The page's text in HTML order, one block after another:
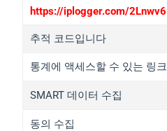
https://iplogger.com/2Lnwv6
추적 코드입니다
통계에 액세스할 수 있는 링크
SMART 데이터 수집
동의 수집